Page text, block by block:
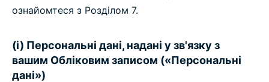
ознайомтеся з Розділом 7.
(i) Персональні дані, надані у зв'язку з
вашим Обліковим записом («Персональні
дані»)